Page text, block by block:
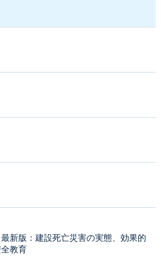
最新版：建設死亡災害の実態、効果的
教育